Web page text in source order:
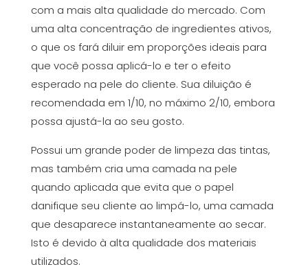
com a mais alta qualidade do mercado. Com
uma alta concentração de ingredientes ativos,
o que os fará diluir em proporções ideais para
que você possa aplicá-lo e ter o efeito
esperado na pele do cliente. Sua diluição é
recomendada em 1/10, no máximo 2/10, embora
possa ajustá-la ao seu gosto.
Possui um grande poder de limpeza das tintas,
mas também cria uma camada na pele
quando aplicada que evita que o papel
danifique seu cliente ao limpá-lo, uma camada
que desaparece instantaneamente ao secar.
Isto é devido à alta qualidade dos materiais
utilizados.